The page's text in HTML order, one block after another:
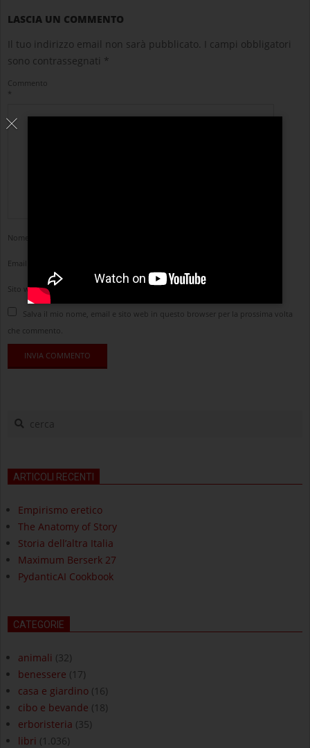
LASCIA UN COMMENTO
Il tuo indirizzo email non sarà pubblicato.
I campi obbligatori
sono contrassegnati *
Commento
*
Nome
Email
Sito web
Salva il mio nome, email e sito web in questo browser per la prossima volta
che commento.
cerca
ARTICOLI RECENTI
Empirismo eretico
The Anatomy of Story
Storia dell’altra Italia
Maximum Berserk 27
PydanticAI Cookbook
CATEGORIE
animali (32)
benessere (17)
casa e giardino (16)
cibo e bevande (18)
erboristeria (35)
libri (1.036)